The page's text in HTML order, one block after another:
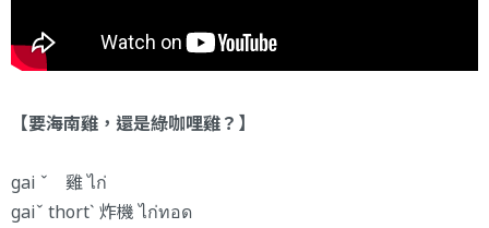
【要海南雞，還是綠咖哩雞？】
gai ˇ 雞 ไก่
gaiˇ thortˋ 炸機 ไก่ทอด